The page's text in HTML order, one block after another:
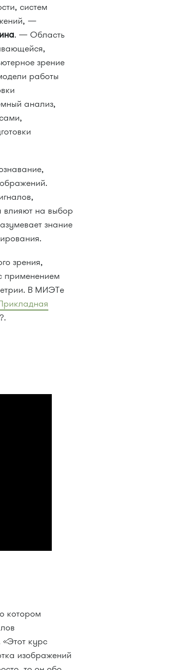
систем
—
. — Область
зрение
работы
анализ,
влияют на выбор
знание
зрения,
применением
В МИЭТе
котором
«Этот курс
изображений